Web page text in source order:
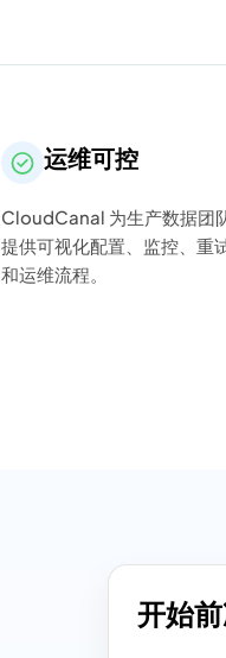
运维可控
CloudCanal 为生产数据团
提供可视化配置、监控、重
和运维流程。
开始